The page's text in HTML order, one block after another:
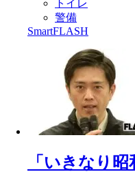
トイレ
警備
SmartFLASH
「いきなり